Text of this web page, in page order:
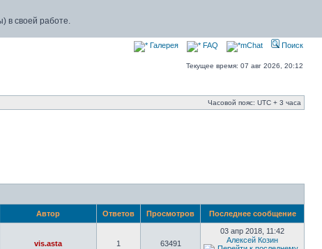
в своей работе.
Галерея FAQ mChat Поиск
Текущее время: 07 авг 2026, 20:12
Часовой пояс: UTC + 3 часа
Автор Ответов Просмотров Последнее сообщение
vis.asta 1 63491
03 апр 2018, 11:42
Алексей Козин